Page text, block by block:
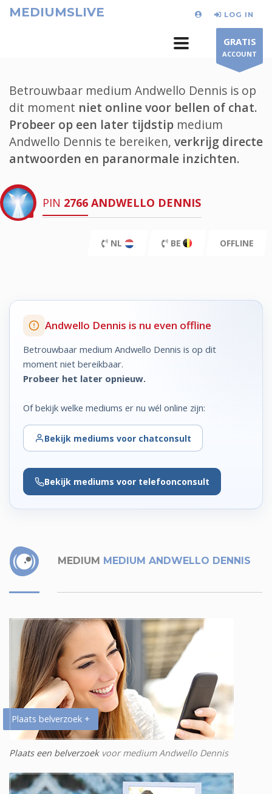
MEDIUMSLIVE LOG IN
GRATIS
ACCOUNT
Betrouwbaar medium Andwello Dennis is op
dit moment niet online voor bellen of chat.
Probeer op een later tijdstip medium
Andwello Dennis te bereiken, verkrijg directe
antwoorden en paranormale inzichten.
PIN 2766 ANDWELLO DENNIS
NL BE OFFLINE
Andwello Dennis is nu even offline
Betrouwbaar medium Andwello Dennis is op dit
moment niet bereikbaar.
Probeer het later opnieuw.
Of bekijk welke mediums er nu wél online zijn:
Bekijk mediums voor chatconsult
Bekijk mediums voor telefoonconsult
MEDIUM MEDIUM ANDWELLO DENNIS
Plaats belverzoek +
Plaats een belverzoekvoor medium Andwello Dennis